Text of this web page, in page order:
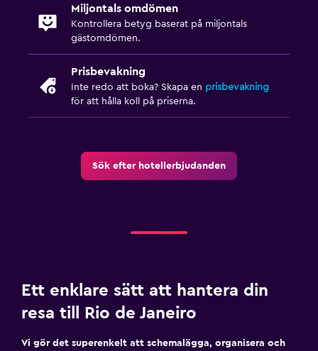
Miljontals omdömen
Kontrollera betyg baserat på miljontals
gästomdömen.
Prisbevakning
Inte redo att boka? Skapa en prisbevakning
för att hålla koll på priserna.
Sök efter hotellerbjudanden
Ett enklare sätt att hantera din
resa till Rio de Janeiro
Vi gör det superenkelt att schemalägga, organisera och